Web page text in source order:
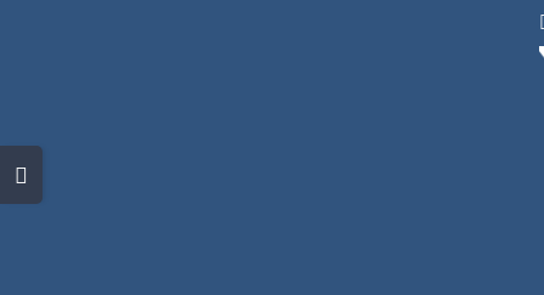
Sliding
Bar